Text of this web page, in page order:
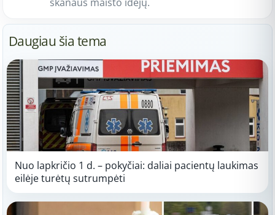
Daugiau šia tema
Nuo lapkričio 1 d. – pokyčiai: daliai pacientų laukimas
eilėje turėtų sutrumpėti